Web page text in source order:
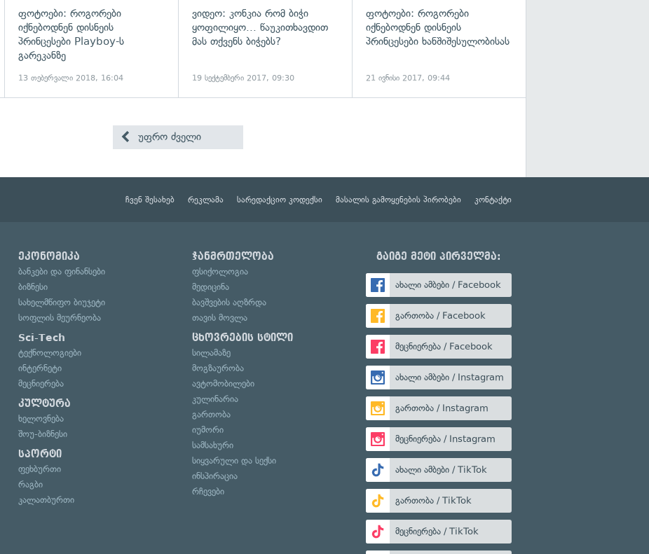
ფოტოები: როგორები
იქნებოდნენ დისნეის
პრინცესები Playboy-ს
გარეკანზე
13 თებერვალი 2018, 16:04
ვიდეო: კონკია რომ ბიჭი
ყოფილიყო... წაუკითხავდით
მას თქვენს ბიჭებს?
19 სექტემბერი 2017, 09:30
ფოტოები: როგორები
იქნებოდნენ დისნეის
პრინცესები ხანშიშესულობისას
21 ივნისი 2017, 09:44
უფრო ძველი
ჩვენ შესახებ რეკლამა სარედაქციო კოდექსი მასალის გამოყენების პირობები კონტაქტი
ეკონომიკა
ბანკები და ფინანსები
ბიზნესი
სახელმწიფო ბიუჯეტი
სოფლის მეურნეობა
Sci-Tech
ტექნოლოგიები
ინტერნეტი
მეცნიერება
კულტურა
ხელოვნება
შოუ-ბიზნესი
სპორტი
ფეხბურთი
რაგბი
კალათბურთი
ჯანმრთელობა
ფსიქოლოგია
მედიცინა
ბავშვების აღზრდა
თავის მოვლა
ცხოვრების სტილი
სილამაზე
მოგზაურობა
ავტომობილები
კულინარია
გართობა
იუმორი
სამსახური
სიყვარული და სექსი
ინსპირაცია
რჩევები
გაიგე მეტი პირველმა:
ახალი ამბები / Facebook
გართობა / Facebook
მეცნიერება / Facebook
ახალი ამბები / Instagram
გართობა / Instagram
მეცნიერება / Instagram
ახალი ამბები / TikTok
გართობა / TikTok
მეცნიერება / TikTok